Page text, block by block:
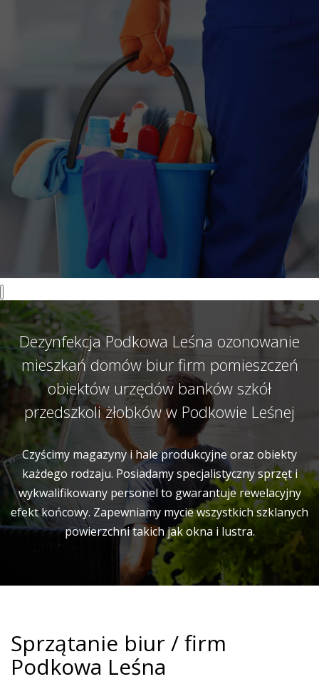
Dezynfekcja Podkowa Leśna ozonowanie
mieszkań domów biur firm pomieszczeń
obiektów urzędów banków szkół
przedszkoli żłobków w Podkowie Leśnej
Czyścimy magazyny i hale produkcyjne oraz obiekty
każdego rodzaju. Posiadamy specjalistyczny sprzęt i
wykwalifikowany personel to gwarantuje rewelacyjny
efekt końcowy. Zapewniamy mycie wszystkich szklanych
powierzchni takich jak okna i lustra.
Sprzątanie biur / firm
Podkowa Leśna